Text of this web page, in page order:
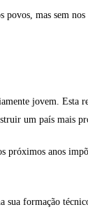
mas sem
jovem.
um país mais
anos
formação